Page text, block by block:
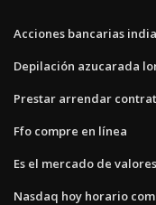
Acciones bancarias india
Depilación azucarada
Prestar arrendar
Ffo compre en línea
Es el mercado de
Nasdaq hoy horario